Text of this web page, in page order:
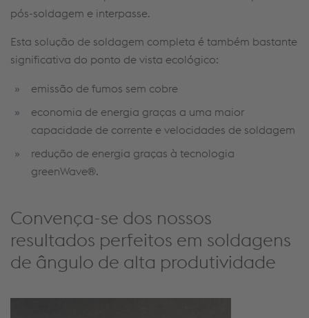
pós-soldagem e interpasse.
Esta solução de soldagem completa é também bastante
significativa do ponto de vista ecológico:
emissão de fumos sem cobre
economia de energia graças a uma maior
capacidade de corrente e velocidades de soldagem
redução de energia graças à tecnologia
greenWave®.
Convença-se dos nossos
resultados perfeitos em soldagens
de ângulo de alta produtividade